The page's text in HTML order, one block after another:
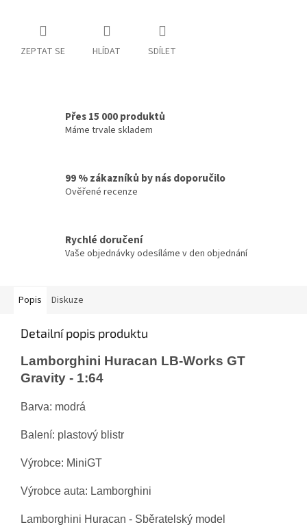
ZEPTAT SE HLÍDAT SDÍLET
Přes 15 000 produktů
Máme trvale skladem
99 % zákazníků by nás doporučilo
Ověřené recenze
Rychlé doručení
Vaše objednávky odesíláme v den objednání
Popis Diskuze
Detailní popis produktu
Lamborghini Huracan LB-Works GT
Gravity - 1:64
Barva: modrá
Balení: plastový blistr
Výrobce: MiniGT
Výrobce auta: Lamborghini
Lamborghini Huracan - Sběratelský model